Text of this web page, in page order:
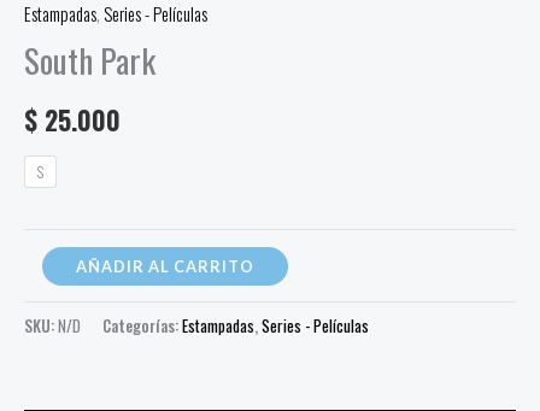
Estampadas, Series - Películas
South Park
$ 25.000
S
AÑADIR AL CARRITO
SKU:N/D Categorías:Estampadas,Series - Películas